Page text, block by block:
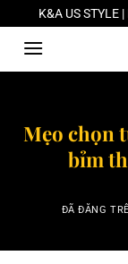
Chuyển
đến
dung
K&A US
Mẹo chọn
bỉm
ĐÃ ĐĂNG